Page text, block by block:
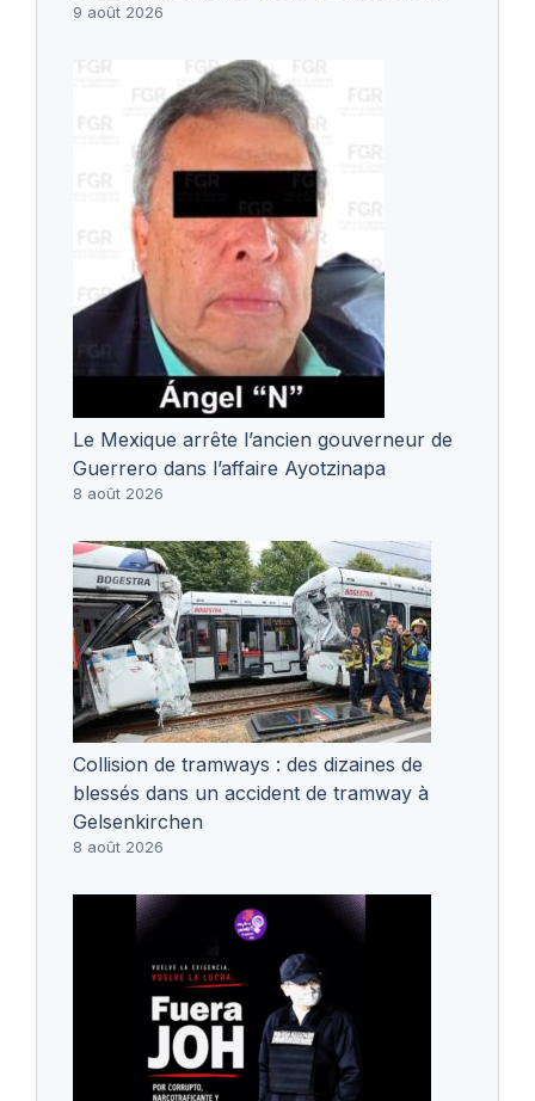
9 août 2026
Le Mexique arrête l’ancien gouverneur de
Guerrero dans l’affaire Ayotzinapa
8 août 2026
Collision de tramways : des dizaines de
blessés dans un accident de tramway à
Gelsenkirchen
8 août 2026